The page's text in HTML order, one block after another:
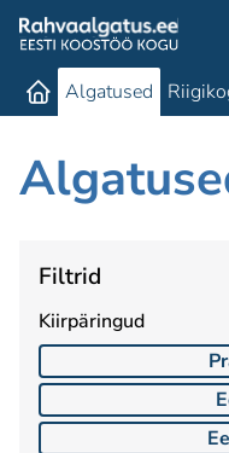
Algatused
Filtrid
Kiirpäringud